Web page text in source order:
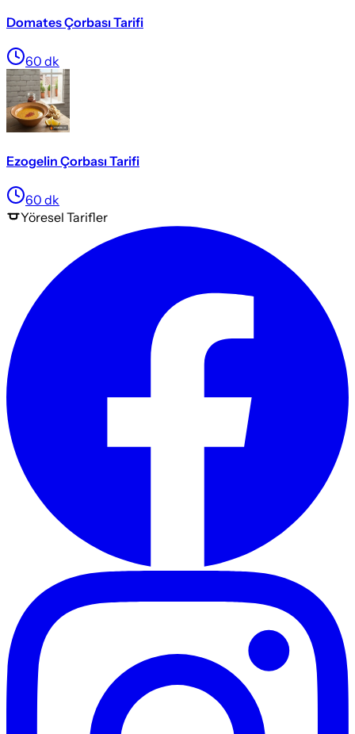
Domates Çorbası Tarifi
60 dk
Ezogelin Çorbası Tarifi
60 dk
Yöresel Tarifler